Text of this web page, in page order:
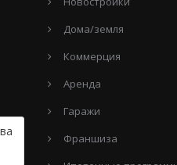
Дома/земля
Коммерция
Аренда
Гаражи
Франшиза